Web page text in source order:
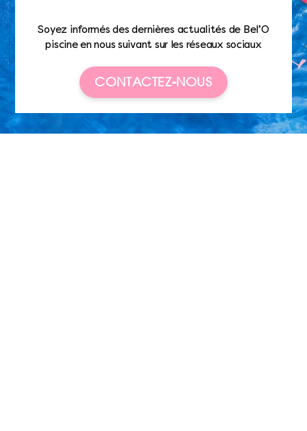
Soyez informés des dernières actualités de Bel’O
piscine en nous suivant sur les réseaux sociaux
CONTACTEZ-NOUS